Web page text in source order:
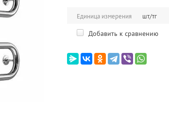
Единица измерения шт/тг
Добавить к сравнению